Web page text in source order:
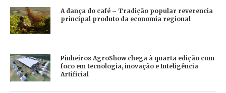
A dança do café – Tradição popular reverencia
principal produto da economia regional
Pinheiros AgroShow chega à quarta edição com
foco em tecnologia, inovação e Inteligência
Artificial